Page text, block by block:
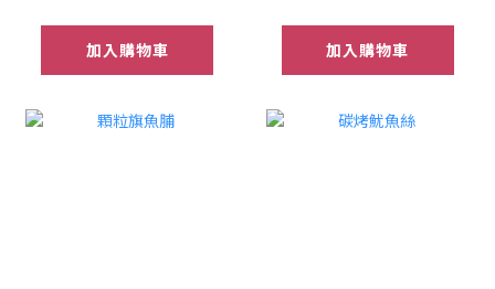
加入購物車 加入購物車